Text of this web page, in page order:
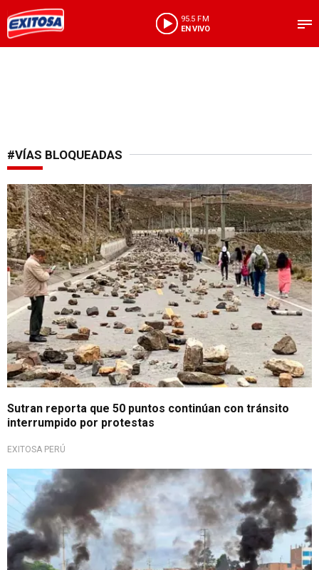
95.5 FM
EN VIVO
#VÍAS BLOQUEADAS
Hay 12 vías comprometidas
Sutran reporta que 50 puntos continúan con tránsito
interrumpido por protestas
EXITOSA PERÚ
Protestas sociales